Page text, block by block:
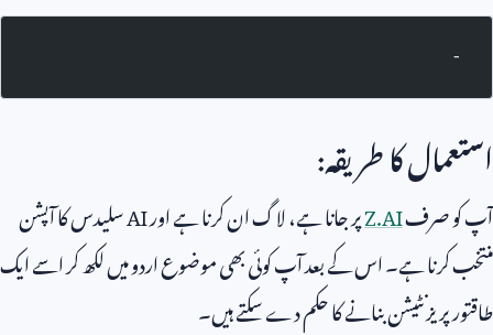
-
استعمال کا طریقہ:
آپ کو صرفZ.AIپر جانا ہے، لاگ ان کرنا ہے اورAIسلیدس کا آپشن
منتخب کرنا ہے۔ اس کے بعد آپ کوئی بھی موضوع اردو میں لکھ کر اسے ایک
طاقتور پریزنٹیشن بنانے کا حکم دے سکتے ہیں۔